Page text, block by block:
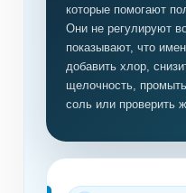
которые помогают
Они не регулируют
показывают, что
добавить хлор,
щелочность,
соль или проверить